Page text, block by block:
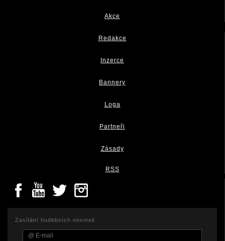
Akce
Redakce
Inzerce
Bannery
Loga
Partneři
Zásady
RSS
Zasílání hudebních novinek